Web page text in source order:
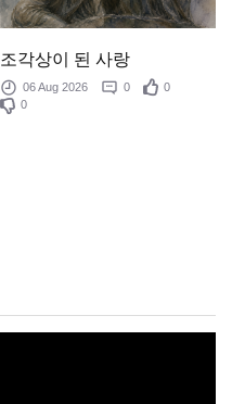
조각상이 된 사랑
06 Aug 2026 0
0
0